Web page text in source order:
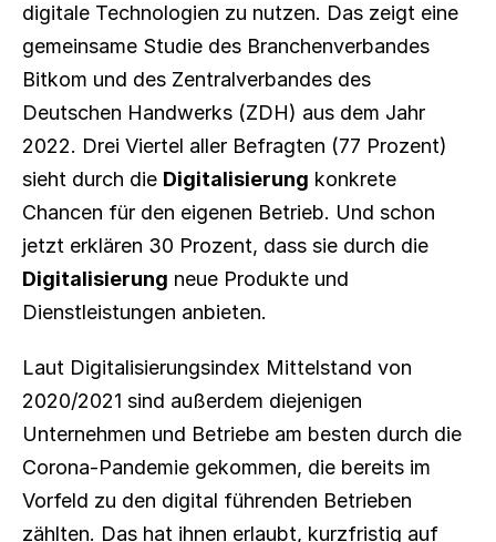
digitale Technologien zu nutzen. Das zeigt eine
gemeinsame Studie des Branchenverbandes
Bitkom und des Zentralverbandes des
Deutschen Handwerks (ZDH) aus dem Jahr
2022. Drei Viertel aller Befragten (77 Prozent)
sieht durch die Digitalisierung konkrete
Chancen für den eigenen Betrieb. Und schon
Digitalisierung neue Produkte und
Dienstleistungen anbieten.
Laut Digitalisierungsindex Mittelstand von
2020/2021 sind außerdem diejenigen
Unternehmen und Betriebe am besten durch die
Corona-Pandemie gekommen, die bereits im
Vorfeld zu den digital führenden Betrieben
zählten. Das hat ihnen erlaubt, kurzfristig auf